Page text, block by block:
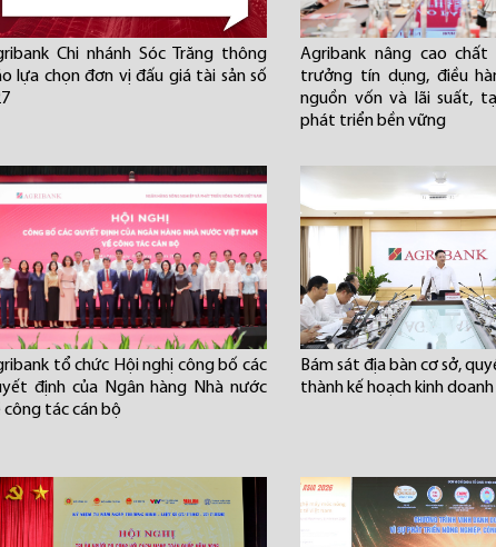
Chi nhánh Sóc Trăng thông
lựa chọn đơn vị đấu giá tài sản số
Agribank nâng cao
trưởng tín dụng, điều
nguồn vốn và lãi suất,
phát triển bền vững
tổ chức Hội nghị công bố các
định của Ngân hàng Nhà nước
công tác cán bộ
Bám sát địa bàn cơ sở,
thành kế hoạch kinh